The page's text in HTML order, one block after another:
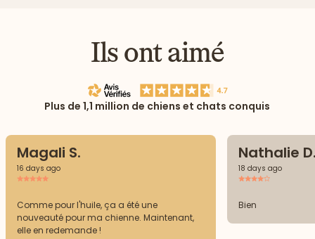
Ils ont aimé
Plus de 1,1 million de chiens et chats conquis
Magali S.
16 days ago
Comme pour l'huile, ça a été une
nouveauté pour ma chienne. Maintenant,
elle en redemande !
Nathalie
18 days ago
Bien